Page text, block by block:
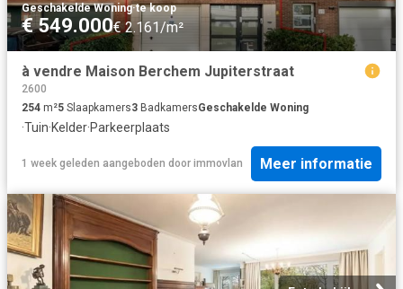
Geschakelde Woning·te koop
€ 549.000€ 2.161/m²
à vendre Maison Berchem Jupiterstraat
2600
254 m²5 Slaapkamers3 BadkamersGeschakelde Woning
·Tuin·Kelder·Parkeerplaats
1 week geleden aangeboden door immovlan Meer informatie